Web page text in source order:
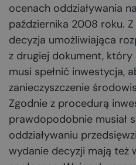
ocenach oddziaływania
października 2008 roku.
decyzja umożliwiająca
z drugiej dokument, który
musi spełnić inwestycja,
zanieczyszczenie
Zgodnie z procedurą
prawdopodobnie musiał
oddziaływaniu
wydanie decyzji mają też